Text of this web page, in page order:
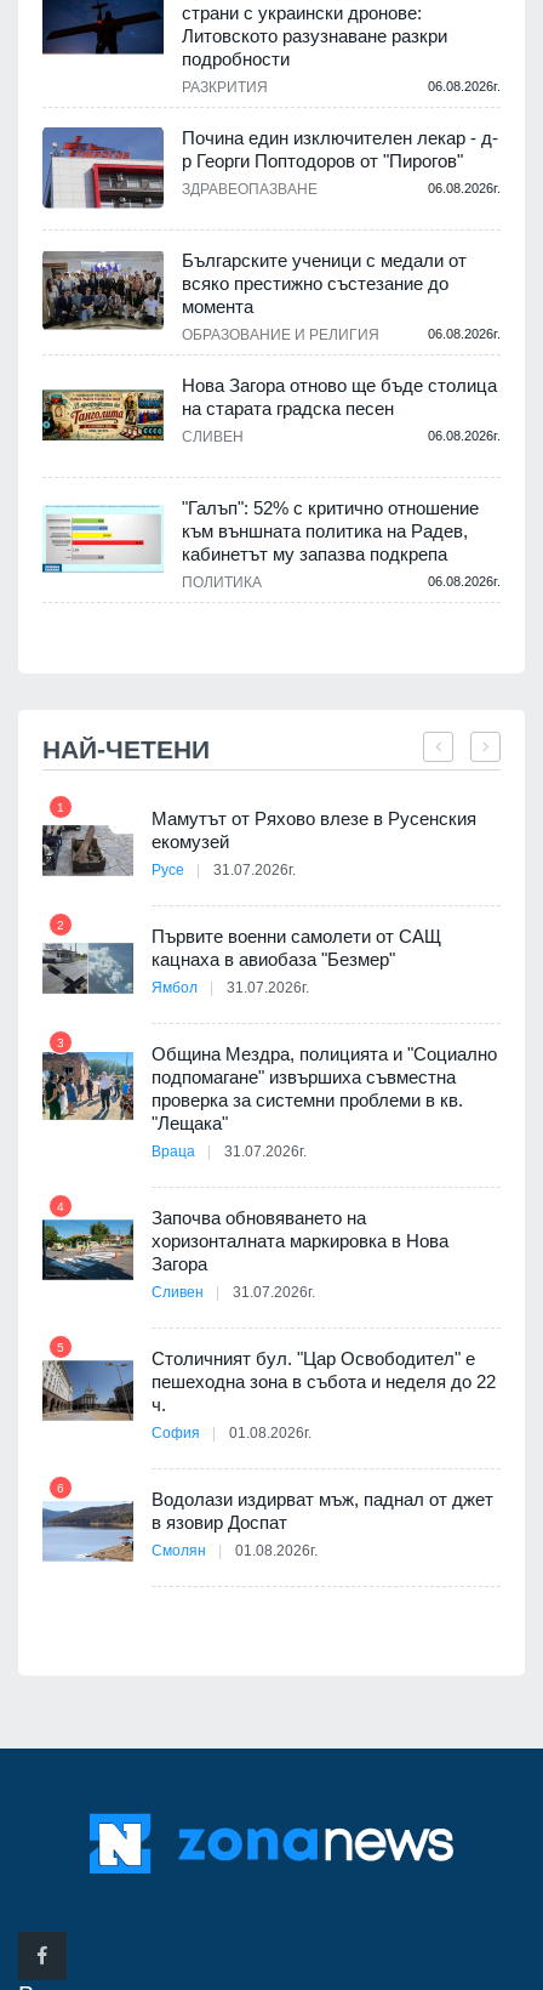
страни с украински дронове:
Литовското разузнаване разкри
подробности
РАЗКРИТИЯ 06.08.2026г.
Почина един изключителен лекар - д-
р Георги Поптодоров от "Пирогов"
ЗДРАВЕОПАЗВАНЕ 06.08.2026г.
Българските ученици с медали от
всяко престижно състезание до
момента
ОБРАЗОВАНИЕ И РЕЛИГИЯ 06.08.2026г.
Нова Загора отново ще бъде столица
на старата градска песен
СЛИВЕН 06.08.2026г.
"Галъп": 52% с критично отношение
към външната политика на Радев,
кабинетът му запазва подкрепа
ПОЛИТИКА 06.08.2026г.
НАЙ-ЧЕТЕНИ
1
Мамутът от Ряхово влезе в Русенския
екомузей
Русе 31.07.2026г.
2
Първите военни самолети от САЩ
кацнаха в авиобаза "Безмер"
Ямбол 31.07.2026г.
3
Община Мездра, полицията и "Социално
подпомагане" извършиха съвместна
проверка за системни проблеми в кв.
"Лещака"
Враца 31.07.2026г.
4
Започва обновяването на
хоризонталната маркировка в Нова
Загора
Сливен 31.07.2026г.
5
Столичният бул. "Цар Освободител" е
пешеходна зона в събота и неделя до 22
ч.
София 01.08.2026г.
6
Водолази издирват мъж, паднал от джет
в язовир Доспат
Смолян 01.08.2026г.